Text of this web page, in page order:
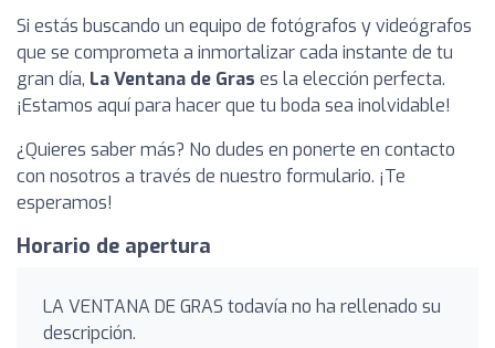
Si estás buscando un equipo de fotógrafos y videógrafos
que se comprometa a inmortalizar cada instante de tu
gran día, La Ventana de Gras es la elección perfecta.
¡Estamos aquí para hacer que tu boda sea inolvidable!
¿Quieres saber más? No dudes en ponerte en contacto
con nosotros a través de nuestro formulario. ¡Te
esperamos!
Horario de apertura
LA VENTANA DE GRAS todavía no ha rellenado su
descripción.